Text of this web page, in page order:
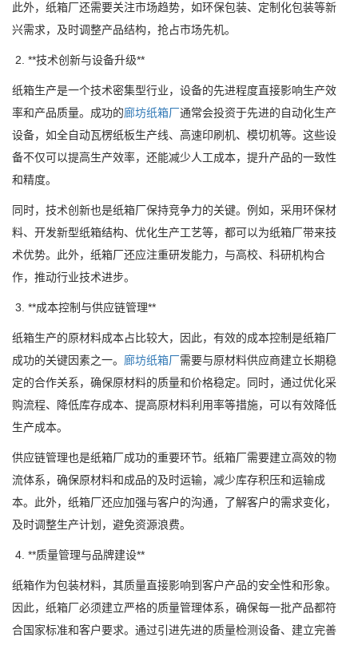
此外，纸箱厂还需要关注市场趋势，如环保包装、定制化包装等新
兴需求，及时调整产品结构，抢占市场先机。
2. **技术创新与设备升级**
纸箱生产是一个技术密集型行业，设备的先进程度直接影响生产效
率和产品质量。成功的廊坊纸箱厂通常会投资于先进的自动化生产
设备，如全自动瓦楞纸板生产线、高速印刷机、模切机等。这些设
备不仅可以提高生产效率，还能减少人工成本，提升产品的一致性
和精度。
同时，技术创新也是纸箱厂保持竞争力的关键。例如，采用环保材
料、开发新型纸箱结构、优化生产工艺等，都可以为纸箱厂带来技
术优势。此外，纸箱厂还应注重研发能力，与高校、科研机构合
作，推动行业技术进步。
3. **成本控制与供应链管理**
纸箱生产的原材料成本占比较大，因此，有效的成本控制是纸箱厂
成功的关键因素之一。 廊坊纸箱厂需要与原材料供应商建立长期稳
定的合作关系，确保原材料的质量和价格稳定。同时，通过优化采
购流程、降低库存成本、提高原材料利用率等措施，可以有效降低
生产成本。
供应链管理也是纸箱厂成功的重要环节。纸箱厂需要建立高效的物
流体系，确保原材料和成品的及时运输，减少库存积压和运输成
本。此外，纸箱厂还应加强与客户的沟通，了解客户的需求变化，
及时调整生产计划，避免资源浪费。
4. **质量管理与品牌建设**
纸箱作为包装材料，其质量直接影响到客户产品的安全性和形象。
因此，纸箱厂必须建立严格的质量管理体系，确保每一批产品都符
合国家标准和客户要求。通过引进先进的质量检测设备、建立完善